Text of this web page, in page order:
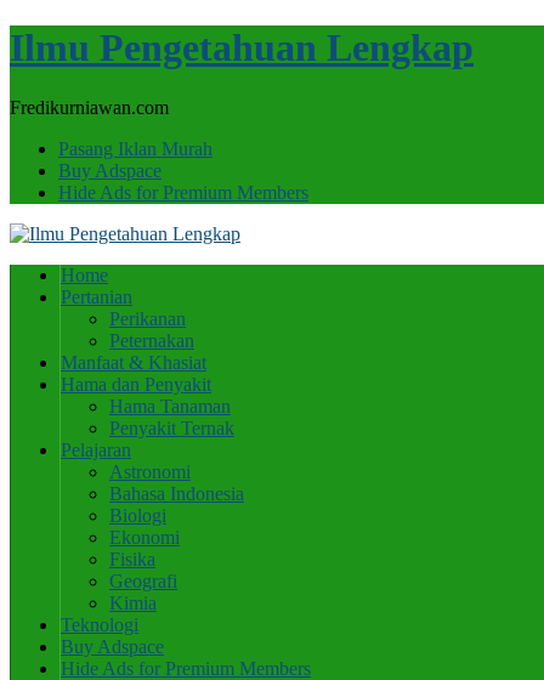
Ilmu Pengetahuan Lengkap
Fredikurniawan.com
Pasang Iklan Murah
Buy Adspace
Hide Ads for Premium Members
Home
Pertanian
Perikanan
Peternakan
Manfaat & Khasiat
Hama dan Penyakit
Hama Tanaman
Penyakit Ternak
Pelajaran
Astronomi
Bahasa Indonesia
Biologi
Ekonomi
Fisika
Geografi
Kimia
Teknologi
Buy Adspace
Hide Ads for Premium Members